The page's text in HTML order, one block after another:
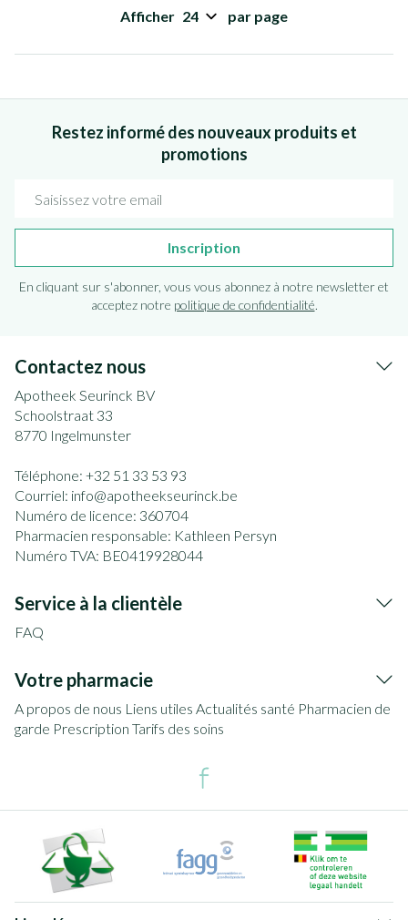
Afficher par page
Restez informé des nouveaux produits et
promotions
Inscription
En cliquant sur s'abonner, vous vous abonnez à notre newsletter et
acceptez notre politique de confidentialité.
Contactez nous
Apotheek Seurinck BV
Schoolstraat 33
8770 Ingelmunster
Téléphone: +32 51 33 53 93
Courriel: info@apotheekseurinck.be
Numéro de licence: 360704
Pharmacien responsable: Kathleen Persyn
Numéro TVA: BE0419928044
Service à la clientèle
FAQ
Votre pharmacie
A propos de nous Liens utiles Actualités santé Pharmacien de
garde Prescription Tarifs des soins